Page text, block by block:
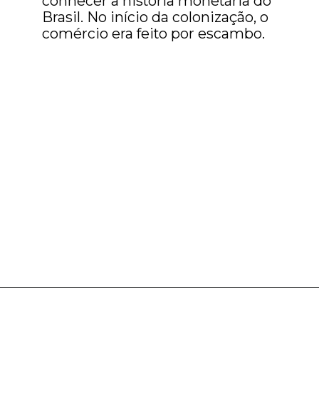
Brasil. No início da colonização, o
comércio era feito por escambo.